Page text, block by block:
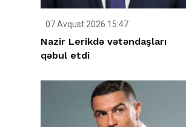
07 Avqust 2026 15:47
Nazir Lerikdə vətəndaşları
qəbul etdi